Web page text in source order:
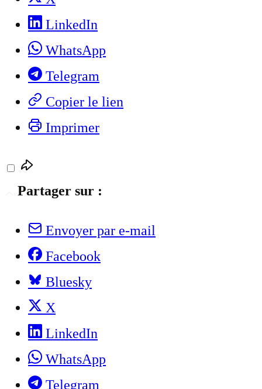
LinkedIn
WhatsApp
Telegram
Copier le lien
Imprimer
Partager sur :
Envoyer par e-mail
Facebook
Bluesky
X
LinkedIn
WhatsApp
Telegram